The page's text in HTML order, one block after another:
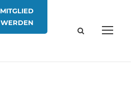
MITGLIED
WERDEN